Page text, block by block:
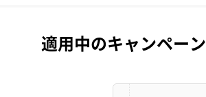
適用中のキャンペーン